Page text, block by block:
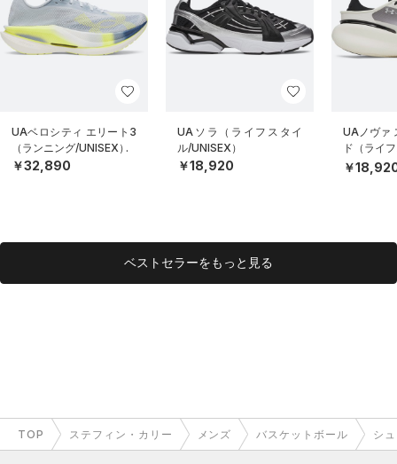
UAベロシティ エリート3
（ランニング/UNISEX）
￥32,890
UAソラ（ライフスタイ
ル/UNISEX）
￥18,920
UAノヴァ
ド（ライ
EX）
￥
ベストセラーをもっと見る
TOP ステフィン・カリー メンズ バスケットボール シ